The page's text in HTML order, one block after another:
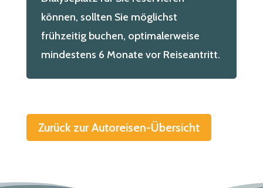
können, sollten Sie möglichst
frühzeitig buchen, optimalerweise
mindestens 6 Monate vor Reiseantritt.
Zurück zur Autoreisen-Übersicht